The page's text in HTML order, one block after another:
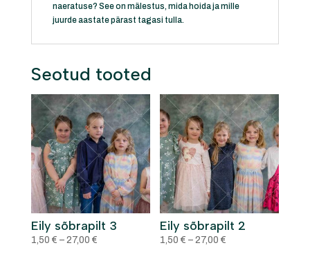
naeratuse? See on mälestus, mida hoida ja mille
juurde aastate pärast tagasi tulla.
Seotud tooted
Eily sõbrapilt 3
1,50 € – 27,00 €Price
Eily sõbrapilt 2
1,50€ – 27,00€